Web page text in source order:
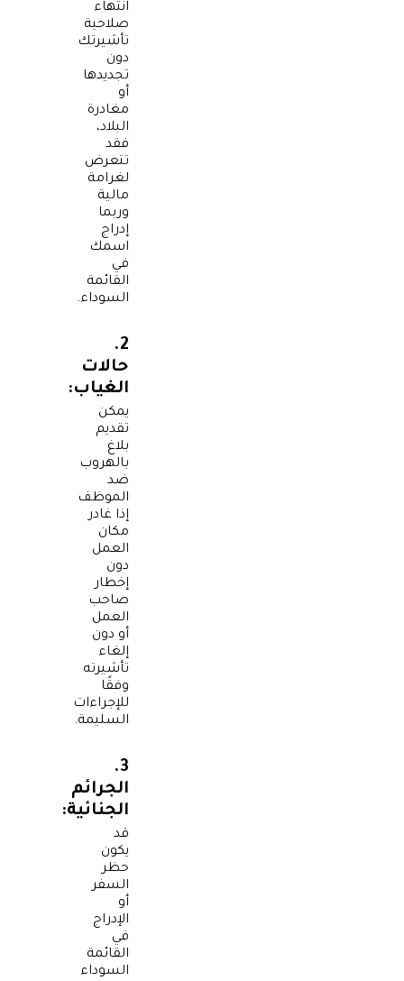
انتهاء
صلاحية
تأشيرتك
دون
تجديدها
أو
مغادرة
البلاد،
فقد
تتعرض
لغرامة
مالية
وربما
إدراج
اسمك
في
القائمة
السوداء.
2.
حالات
الغياب:
يمكن
تقديم
بلاغ
بالهروب
ضد
الموظف
إذا غادر
مكان
العمل
دون
إخطار
صاحب
العمل
أو دون
إلغاء
تأشيرته
وفقًا
للإجراءات
السليمة.
3.
الجرائم
الجنائية:
قد
يكون
حظر
السفر
أو
الإدراج
في
القائمة
السوداء